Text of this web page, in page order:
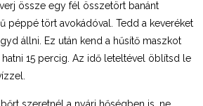
össze egy fél összetört banánt
péppé tört avokádóval. Tedd a keveréket
állni. Ez után kend a hűsítő maszkot
15 percig. Az idő leteltével öblítsd le
szeretnél a nyári hőségben is, ne